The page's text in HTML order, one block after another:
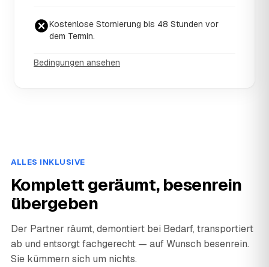
Kostenlose Stornierung bis 48 Stunden vor
dem Termin.
Bedingungen ansehen
ALLES INKLUSIVE
Komplett geräumt, besenrein
übergeben
Der Partner räumt, demontiert bei Bedarf, transportiert
ab und entsorgt fachgerecht — auf Wunsch besenrein.
Sie kümmern sich um nichts.